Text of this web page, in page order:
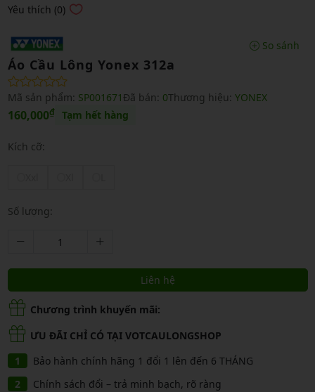
Yêu thích (0)
So sánh
Áo Cầu Lông Yonex 312a
Mã sản phẩm: SP001671 Đã bán: 0Thương hiệu: YONEX
160,000₫ Tạm hết hàng
Kích cỡ:
Số lượng:
Liên hệ
Chương trình khuyến mãi:
ƯU ĐÃI CHỈ CÓ TẠI VOTCAULONGSHOP
Bảo hành chính hãng 1 đổi 1 lên đến 6 THÁNG
Chính sách đổi – trả minh bạch, rõ ràng